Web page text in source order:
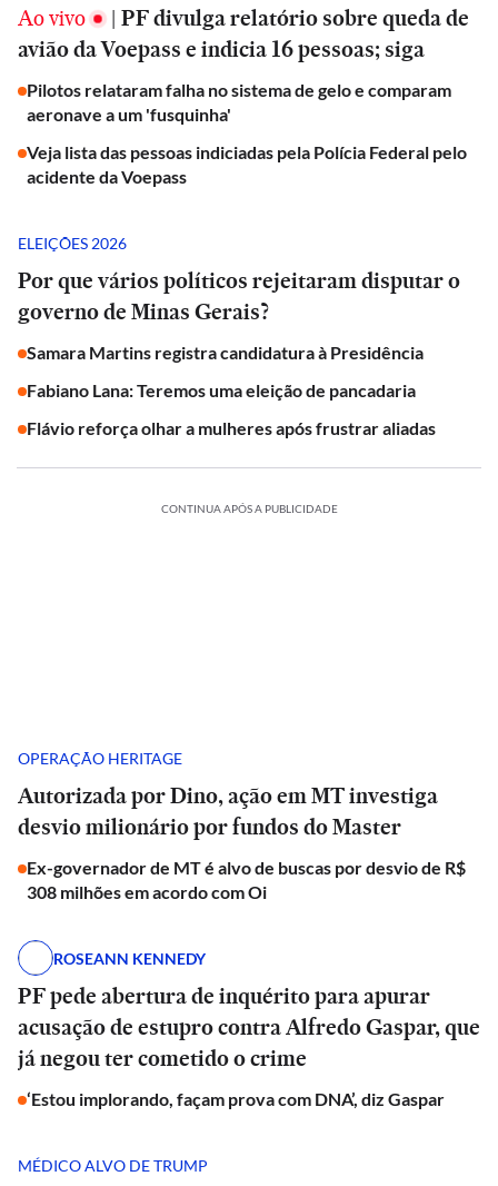
Ao vivo | PF divulga relatório sobre queda de
avião da Voepass e indicia 16 pessoas; siga
Pilotos relataram falha no sistema de gelo e comparam
aeronave a um 'fusquinha'
Veja lista das pessoas indiciadas pela Polícia Federal pelo
acidente da Voepass
ELEIÇÕES 2026
Por que vários políticos rejeitaram disputar o
governo de Minas Gerais?
Samara Martins registra candidatura à Presidência
Fabiano Lana: Teremos uma eleição de pancadaria
Flávio reforça olhar a mulheres após frustrar aliadas
CONTINUA APÓS A PUBLICIDADE
OPERAÇÃO HERITAGE
Autorizada por Dino, ação em MT investiga
desvio milionário por fundos do Master
Ex-governador de MT é alvo de buscas por desvio de R$
308 milhões em acordo com Oi
ROSEANN KENNEDY
PF pede abertura de inquérito para apurar
acusação de estupro contra Alfredo Gaspar, que
já negou ter cometido o crime
‘Estou implorando, façam prova com DNA’, diz Gaspar
MÉDICO ALVO DE TRUMP